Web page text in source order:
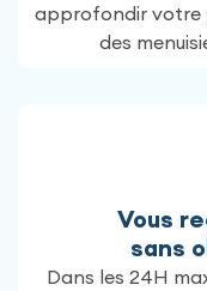
approfondir votre
des
Vous
sans
Dans les 24H